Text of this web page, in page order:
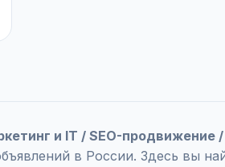
и IT / SEO-продвижение
в России. Здесь вы